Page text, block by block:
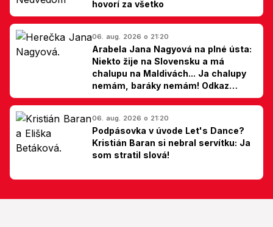
hovorí za všetko
06. aug. 2026 o 21:20
Arabela Jana Nagyová na plné ústa:
Niekto žije na Slovensku a má
chalupu na Maldivách... Ja chalupy
nemám, baráky nemám! Odkaz
Slovákom
06. aug. 2026 o 21:20
Podpásovka v úvode Let's Dance?
Kristián Baran si nebral servítku: Ja
som stratil slová!